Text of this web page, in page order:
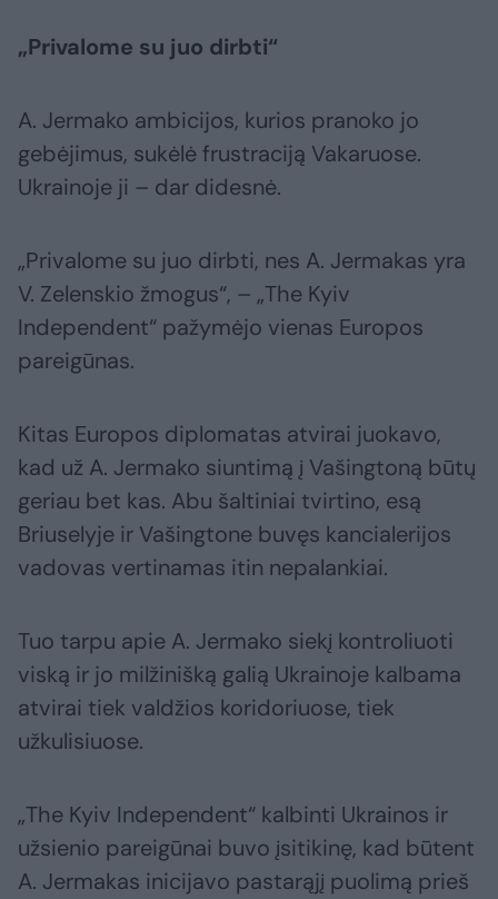
„Privalome su juo dirbti“​
A. Jermako ambicijos, kurios pranoko jo
gebėjimus, sukėlė frustraciją Vakaruose.
Ukrainoje ji – dar didesnė.
„Privalome su juo dirbti, nes A. Jermakas yra
V. Zelenskio žmogus“, – „The Kyiv
Independent“ pažymėjo vienas Europos
pareigūnas.
Kitas Europos diplomatas atvirai juokavo,
kad už A. Jermako siuntimą į Vašingtoną būtų
geriau bet kas. Abu šaltiniai tvirtino, esą
Briuselyje ir Vašingtone buvęs kancialerijos
vadovas vertinamas itin nepalankiai.
Tuo tarpu apie A. Jermako siekį kontroliuoti
viską ir jo milžinišką galią Ukrainoje kalbama
atvirai tiek valdžios koridoriuose, tiek
užkulisiuose.
„The Kyiv Independent“ kalbinti Ukrainos ir
užsienio pareigūnai buvo įsitikinę, kad būtent
A. Jermakas inicijavo pastarąjį puolimą prieš